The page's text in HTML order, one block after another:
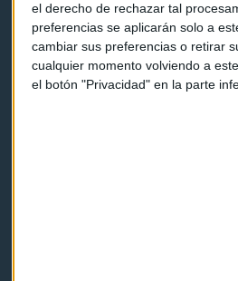
el derecho de rechazar tal
preferencias se aplicarán solo a
cambiar sus preferencias o retirar
cualquier momento volviendo a
el botón "Privacidad" en la parte
Capital
Noticias